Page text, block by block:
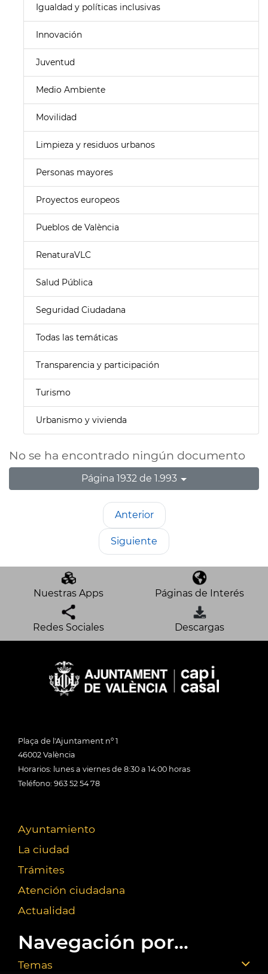
Igualdad y políticas inclusivas
Innovación
Juventud
Medio Ambiente
Movilidad
Limpieza y residuos urbanos
Personas mayores
Proyectos europeos
Pueblos de València
RenaturaVLC
Salud Pública
Seguridad Ciudadana
Todas las temáticas
Transparencia y participación
Turismo
Urbanismo y vivienda
No se ha encontrado ningún documento
Página 1932 de 1.993
Anterior
Siguiente
Nuestras Apps Páginas de Interés
Redes Sociales Descargas
Plaça de l'Ajuntament nº 1
46002 València
Horarios: lunes a viernes de 8:30 a 14:00 horas
Teléfono: 963 52 54 78
Ayuntamiento
La ciudad
Trámites
Atención ciudadana
Actualidad
Navegación por...
Temas